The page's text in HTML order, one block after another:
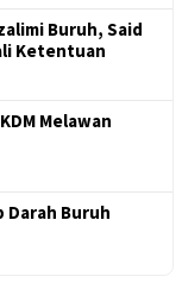
Buruh, Said
Ketentuan
Melawan
Darah Buruh